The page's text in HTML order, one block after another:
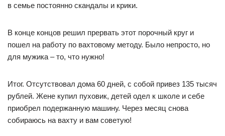
в семье постоянно скандалы и крики.
В конце концов решил прервать этот порочный круг и
пошел на работу по вахтовому методу. Было непросто, но
для мужика – то, что нужно!
Итог. Отсутствовал дома 60 дней, с собой привез 135 тысяч
рублей. Жене купил пуховик, детей одел к школе и себе
приобрел подержанную машину. Через месяц снова
собираюсь на вахту и вам советую!